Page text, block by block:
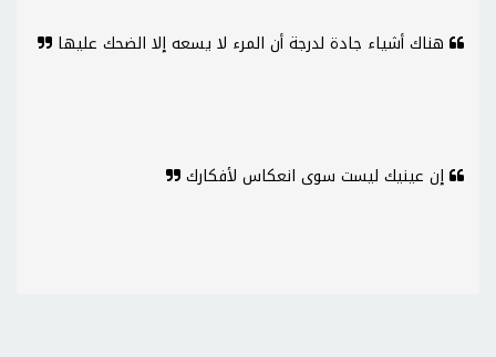
هناك أشياء جادة لدرجة أن المرء لا يسعه إلا الضحك عليها
إن عينيك ليست سوى انعكاس لأفكارك